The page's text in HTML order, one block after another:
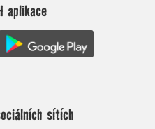
aplikace
sítích